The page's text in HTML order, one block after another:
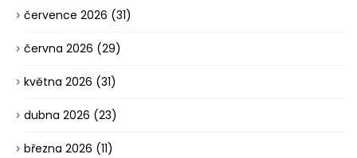
července 2026 (31)
června 2026 (29)
května 2026 (31)
dubna 2026 (23)
března 2026 (11)